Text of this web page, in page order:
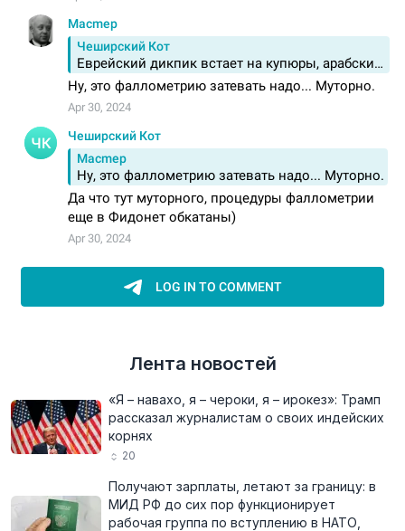
Лента новостей
«Я – навахо, я – чероки, я – ирокез»: Трамп
рассказал журналистам о своих индейских
корнях
20
Получают зарплаты, летают за границу: в
МИД РФ до сих пор функционирует
рабочая группа по вступлению в НАТО,